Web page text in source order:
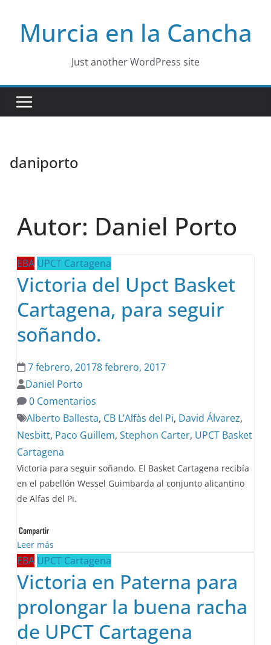
contentMurcia en la Cancha
Just another WordPress site
daniporto
Autor: Daniel Porto
EBA UPCT Cartagena
Victoria del Upct Basket
Cartagena, para seguir
soñando.
7 febrero, 20178 febrero, 2017
Daniel Porto
0 Comentarios
Alberto Ballesta, CB L’Alfàs del Pi, David Álvarez,
Nesbitt, Paco Guillem,Stephon Carter, UPCT Basket
Cartagena
Victoria para seguir soñando. El Basket Cartagena recibía
en el pabellón Wessel Guimbarda al conjunto alicantino
de Alfas del Pi.
Leer más
EBA UPCT Cartagena
Victoria en Paterna para
prolongar la buena racha
de UPCT Cartagena